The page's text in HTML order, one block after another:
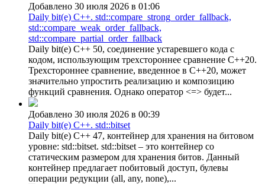
Добавлено 30 июля 2026 в 01:06
Daily bit(e) C++. std::compare_strong_order_fallback,
std::compare_weak_order_fallback,
std::compare_partial_order_fallback
Daily bit(e) C++ 50, соединение устаревшего кода с
кодом, использующим трехстороннее сравнение C++20.
Трехстороннее сравнение, введенное в C++20, может
значительно упростить реализацию и композицию
функций сравнения. Однако оператор <=> будет...
Добавлено 30 июля 2026 в 00:39
Daily bit(e) C++. std::bitset
Daily bit(e) C++ 47, контейнер для хранения на битовом
уровне: std::bitset. std::bitset – это контейнер со
статическим размером для хранения битов. Данный
контейнер предлагает побитовый доступ, булевы
операции редукции (all, any, none),...